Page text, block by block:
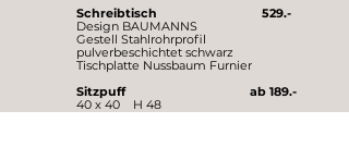
Schreibtisch 529.-
Design BAUMANNS
Gestell Stahlrohrprofil
pulverbeschichtet schwarz
Tischplatte Nussbaum Furnier
Sitzpuff ab 189.-
40 x 40 H 48